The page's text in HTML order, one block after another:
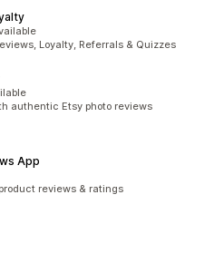
Loyalty, Referrals & Quizzes
authentic Etsy photo reviews
App
reviews & ratings